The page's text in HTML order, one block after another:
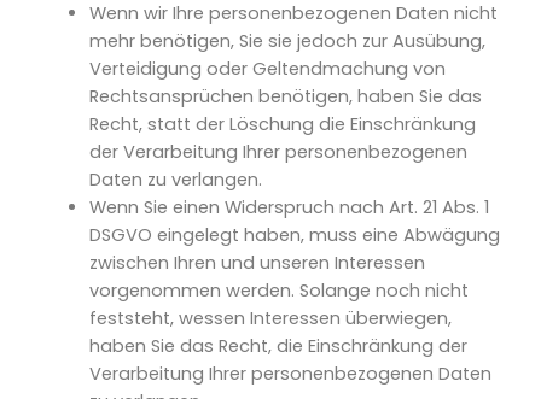
Wenn wir Ihre personenbezogenen Daten nicht
mehr benötigen, Sie sie jedoch zur Ausübung,
Verteidigung oder Geltendmachung von
Rechtsansprüchen benötigen, haben Sie das
Recht, statt der Löschung die Einschränkung
der Verarbeitung Ihrer personenbezogenen
Daten zu verlangen.
Wenn Sie einen Widerspruch nach Art. 21 Abs. 1
DSGVO eingelegt haben, muss eine Abwägung
zwischen Ihren und unseren Interessen
vorgenommen werden. Solange noch nicht
feststeht, wessen Interessen überwiegen,
haben Sie das Recht, die Einschränkung der
Verarbeitung Ihrer personenbezogenen Daten